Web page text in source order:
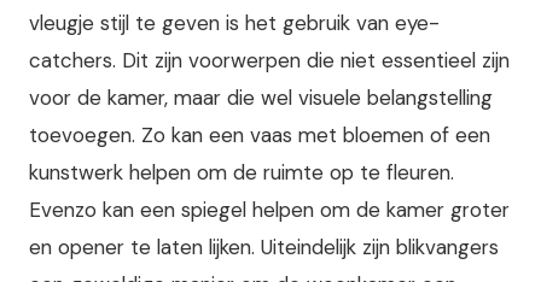
vleugje stijl te geven is het gebruik van eye-
catchers. Dit zijn voorwerpen die niet essentieel zijn
voor de kamer, maar die wel visuele belangstelling
toevoegen. Zo kan een vaas met bloemen of een
kunstwerk helpen om de ruimte op te fleuren.
Evenzo kan een spiegel helpen om de kamer groter
en opener te laten lijken. Uiteindelijk zijn blikvangers